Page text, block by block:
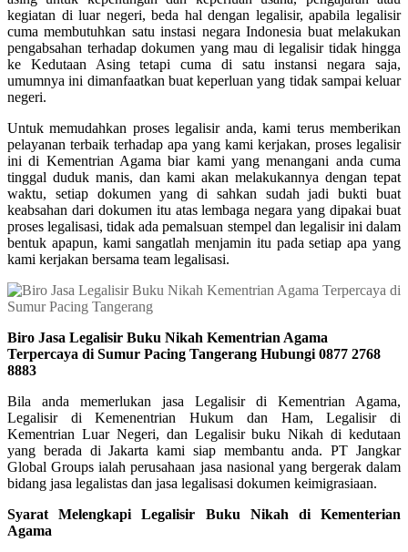
kegiatan di luar negeri, beda hal dengan legalisir, apabila legalisir
cuma membutuhkan satu instasi negara Indonesia buat melakukan
pengabsahan terhadap dokumen yang mau di legalisir tidak hingga
ke Kedutaan Asing tetapi cuma di satu instansi negara saja,
umumnya ini dimanfaatkan buat keperluan yang tidak sampai keluar
negeri.
Untuk memudahkan proses legalisir anda, kami terus memberikan
pelayanan terbaik terhadap apa yang kami kerjakan, proses legalisir
ini di Kementrian Agama biar kami yang menangani anda cuma
tinggal duduk manis, dan kami akan melakukannya dengan tepat
waktu, setiap dokumen yang di sahkan sudah jadi bukti buat
keabsahan dari dokumen itu atas lembaga negara yang dipakai buat
proses legalisasi, tidak ada pemalsuan stempel dan legalisir ini dalam
bentuk apapun, kami sangatlah menjamin itu pada setiap apa yang
kami kerjakan bersama team legalisasi.
Biro Jasa Legalisir Buku Nikah Kementrian Agama
Terpercaya di Sumur Pacing Tangerang Hubungi 0877 2768
8883
Bila anda memerlukan jasa Legalisir di Kementrian Agama,
Legalisir di Kemenentrian Hukum dan Ham, Legalisir di
Kementrian Luar Negeri, dan Legalisir buku Nikah di kedutaan
yang berada di Jakarta kami siap membantu anda. PT Jangkar
Global Groups ialah perusahaan jasa nasional yang bergerak dalam
bidang jasa legalistas dan jasa legalisasi dokumen keimigrasiaan.
Syarat Melengkapi Legalisir Buku Nikah di Kementerian
Agama